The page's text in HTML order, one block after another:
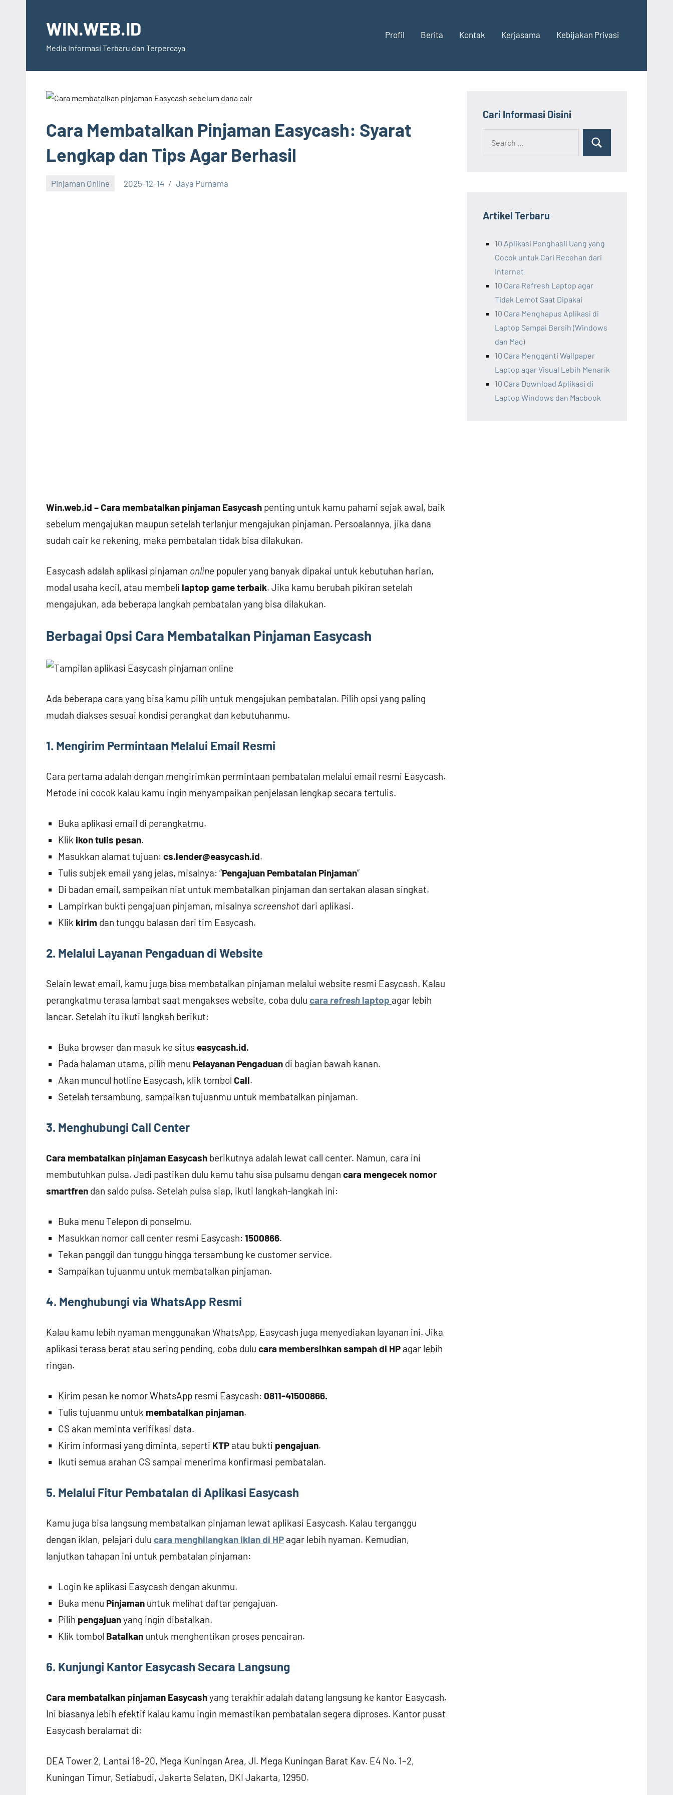
contentWIN.WEB.ID
Media Informasi Terbaru dan Terpercaya
Profil Berita Kontak Kerjasama Kebijakan Privasi
Cara Membatalkan Pinjaman Easycash: Syarat
Lengkap dan Tips Agar Berhasil
Pinjaman Online 2025-12-14 Jaya Purnama
Win.web.id – Cara membatalkan pinjaman Easycash penting untuk kamu pahami sejak awal, baik
sebelum mengajukan maupun setelah terlanjur mengajukan pinjaman. Persoalannya, jika dana
sudah cair ke rekening, maka pembatalan tidak bisa dilakukan.
Easycash adalah aplikasi pinjaman online populer yang banyak dipakai untuk kebutuhan harian,
modal usaha kecil, atau membeli laptop game terbaik. Jika kamu berubah pikiran setelah
mengajukan, ada beberapa langkah pembatalan yang bisa dilakukan.
Berbagai Opsi Cara Membatalkan Pinjaman Easycash
Ada beberapa cara yang bisa kamu pilih untuk mengajukan pembatalan. Pilih opsi yang paling
mudah diakses sesuai kondisi perangkat dan kebutuhanmu.
1. Mengirim Permintaan Melalui Email Resmi
Cara pertama adalah dengan mengirimkan permintaan pembatalan melalui email resmi Easycash.
Metode ini cocok kalau kamu ingin menyampaikan penjelasan lengkap secara tertulis.
Buka aplikasi email di perangkatmu.
Klik ikon tulis pesan.
Masukkan alamat tujuan: cs.lender@easycash.id.
Tulis subjek email yang jelas, misalnya: “Pengajuan Pembatalan Pinjaman”
Di badan email, sampaikan niat untuk membatalkan pinjaman dan sertakan alasan singkat.
Lampirkan bukti pengajuan pinjaman, misalnya screenshot dari aplikasi.
Klik kirim dan tunggu balasan dari tim Easycash.
2. Melalui Layanan Pengaduan di Website
Selain lewat email, kamu juga bisa membatalkan pinjaman melalui website resmi Easycash. Kalau
perangkatmu terasa lambat saat mengakses website, coba dulu cara refresh laptop agar lebih
lancar. Setelah itu ikuti langkah berikut:
Buka browser dan masuk ke situseasycash.id.
Pada halaman utama, pilih menu Pelayanan Pengaduan di bagian bawah kanan.
Akan muncul hotline Easycash, klik tombol Call.
Setelah tersambung, sampaikan tujuanmu untuk membatalkan pinjaman.
3. Menghubungi Call Center
Cara membatalkan pinjaman Easycash berikutnya adalah lewat call center. Namun, cara ini
membutuhkan pulsa. Jadi pastikan dulu kamu tahu sisa pulsamu dengan cara mengecek nomor
smartfren dan saldo pulsa. Setelah pulsa siap, ikuti langkah-langkah ini:
Buka menu Telepon di ponselmu.
Masukkan nomor call center resmi Easycash: 1500866.
Tekan panggil dan tunggu hingga tersambung ke customer service.
Sampaikan tujuanmu untuk membatalkan pinjaman.
4. Menghubungi via WhatsApp Resmi
Kalau kamu lebih nyaman menggunakan WhatsApp, Easycash juga menyediakan layanan ini. Jika
aplikasi terasa berat atau sering pending, coba dulu cara membersihkan sampah di HP agar lebih
ringan.
Kirim pesan ke nomor WhatsApp resmi Easycash: 0811-41500866.
Tulis tujuanmu untuk membatalkan pinjaman.
CS akan meminta verifikasi data.
Kirim informasi yang diminta, seperti KTP atau bukti pengajuan.
Ikuti semua arahan CS sampai menerima konfirmasi pembatalan.
5. Melalui Fitur Pembatalan di Aplikasi Easycash
Kamu juga bisa langsung membatalkan pinjaman lewat aplikasi Easycash. Kalau terganggu
dengan iklan, pelajari dulu cara menghilangkan iklan di HP agar lebih nyaman. Kemudian,
lanjutkan tahapan ini untuk pembatalan pinjaman:
Login ke aplikasi Easycash dengan akunmu.
Buka menu Pinjaman untuk melihat daftar pengajuan.
Pilih pengajuanyang ingin dibatalkan.
Klik tombol Batalkan untuk menghentikan proses pencairan.
6. Kunjungi Kantor Easycash Secara Langsung
Cara membatalkan pinjaman Easycashyang terakhir adalah datang langsung ke kantor Easycash.
Ini biasanya lebih efektif kalau kamu ingin memastikan pembatalan segera diproses. Kantor pusat
Easycash beralamat di:
DEA Tower 2, Lantai 18–20, Mega Kuningan Area, Jl. Mega Kuningan Barat Kav. E4 No. 1–2,
Kuningan Timur, Setiabudi, Jakarta Selatan, DKI Jakarta, 12950.
Cari Informasi Disini
Search
Artikel Terbaru
10 Aplikasi Penghasil Uang yang
Cocok untuk Cari Recehan dari
Internet
10 Cara Refresh Laptop agar
Tidak Lemot Saat Dipakai
10 Cara Menghapus Aplikasi di
Laptop Sampai Bersih (Windows
dan Mac)
10 Cara Mengganti Wallpaper
Laptop agar Visual Lebih Menarik
10 Cara Download Aplikasi di
Laptop Windows dan Macbook